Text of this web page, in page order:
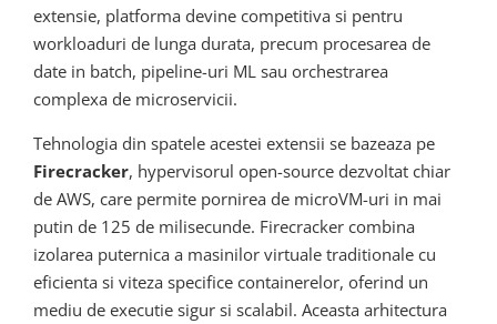
extensie, platforma devine competitiva si pentru
workloaduri de lunga durata, precum procesarea de
date in batch, pipeline-uri ML sau orchestrarea
complexa de microservicii.
Tehnologia din spatele acestei extensii se bazeaza pe
Firecracker, hypervisorul open-source dezvoltat chiar
de AWS, care permite pornirea de microVM-uri in mai
putin de 125 de milisecunde. Firecracker combina
izolarea puternica a masinilor virtuale traditionale cu
eficienta si viteza specifice containerelor, oferind un
mediu de executie sigur si scalabil. Aceasta arhitectura